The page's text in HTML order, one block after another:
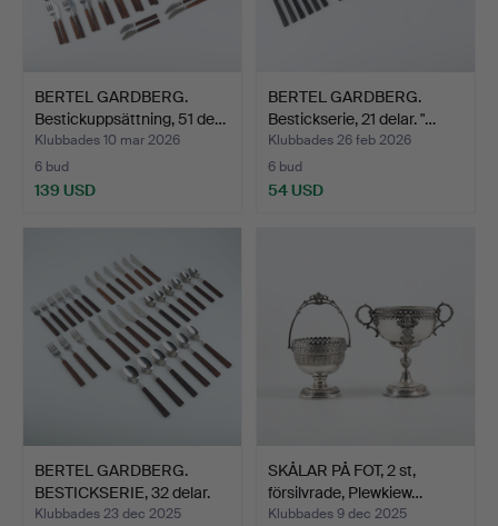
BERTEL GARDBERG.
Bestickuppsättning, 51 de…
Klubbades 10 mar 2026
6 bud
139 USD
BERTEL GARDBERG.
Bestickserie, 21 delar. "…
Klubbades 26 feb 2026
6 bud
54 USD
BERTEL GARDBERG.
BESTICKSERIE, 32 delar.
T…
Klubbades 23 dec 2025
SKÅLAR PÅ FOT, 2 st,
försilvrade, Plewkiew…
Klubbades 9 dec 2025